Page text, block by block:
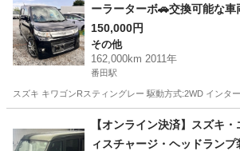
ーラーターボ🚗交換可能な車
ら、こちらでお渡しいたしま
150,000円
その他
162,000km 2011年
番田駅
スズキ キワゴンRスティングレー 駆動方式:2WD インタ
番田駅 その他
【オンライン決済】スズキ